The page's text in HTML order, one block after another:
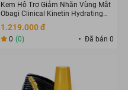
Kem Hỗ Trợ Giảm Nhăn Vùng Mắt
Obagi Clinical Kinetin Hydrating
Eye Cream 14g
1.219.000 đ
0 (0) Đã bán 0